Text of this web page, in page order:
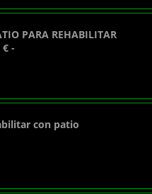
PARA REHABILITAR
-
con patio